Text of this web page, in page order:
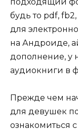
будь то pdf,
для
на Андроиде,
дополнение, у
аудиокниги в
Прежде чем
для девушек
ознакомиться